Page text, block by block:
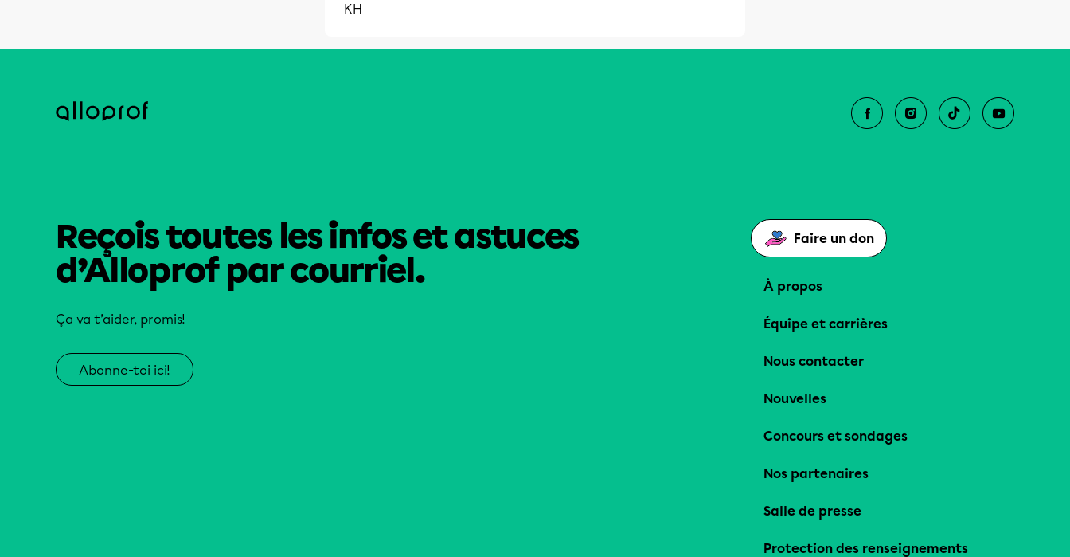
KH
Reçois toutes les infos et astuces
d’Alloprof par courriel.
Ça va t’aider, promis!
Abonne-toi ici!
Faire un don
À propos
Équipe et carrières
Nous contacter
Nouvelles
Concours et sondages
Nos partenaires
Salle de presse
Protection des renseignements